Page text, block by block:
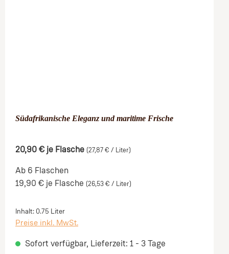
Südafrikanische Eleganz und maritime Frische
20,90 € je Flasche (27,87 € / Liter)
Ab 6 Flaschen
19,90 € je Flasche (26,53 € / Liter)
Inhalt: 0.75 Liter
Preise inkl. MwSt.
Sofort verfügbar, Lieferzeit: 1 - 3 Tage